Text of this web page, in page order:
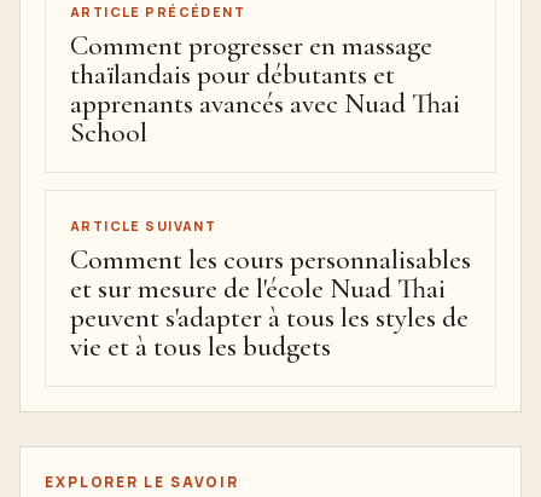
ARTICLE PRÉCÉDENT
Comment progresser en massage
thaïlandais pour débutants et
apprenants avancés avec Nuad Thai
School
ARTICLE SUIVANT
Comment les cours personnalisables
et sur mesure de l'école Nuad Thai
peuvent s'adapter à tous les styles de
vie et à tous les budgets
EXPLORER LE SAVOIR